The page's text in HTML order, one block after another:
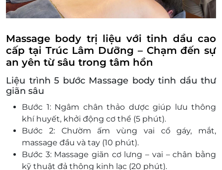
Khách hàng có thể được yêu cầu trả thêm
tiền nếu sử dụng quá giá trị của E-voucher.
khuyến mãi khác.
Quà tặng chỉ có giá trị sử dụng một lần.
Hotline hỗ trợ
Hotline LynkiD: 1800 64 64 81
Hotline LifeLink: 1900 2065 hoặc 0934 661
Massage body trị liệu với tinh dầu cao
cấp tại Trúc Lâm Dưỡng – Chạm đến sự
an yên từ sâu trong tâm hồn
Liệu trình 5 bước Massage body tinh dầu thư
giãn sâu
Bước 1: Ngâm chân thảo dượcgiúp lưu thông
khí huyết, khởi động cơ thể (5 phút).
Bước 2: Chườm ấm vùng vai cổ gáy, mắt,
massage đầu và tay (10 phút).
Bước 3: Massage giãn cơ lưng – vai – chân bằng
kỹ thuật đả thông kinh lạc (20 phút).